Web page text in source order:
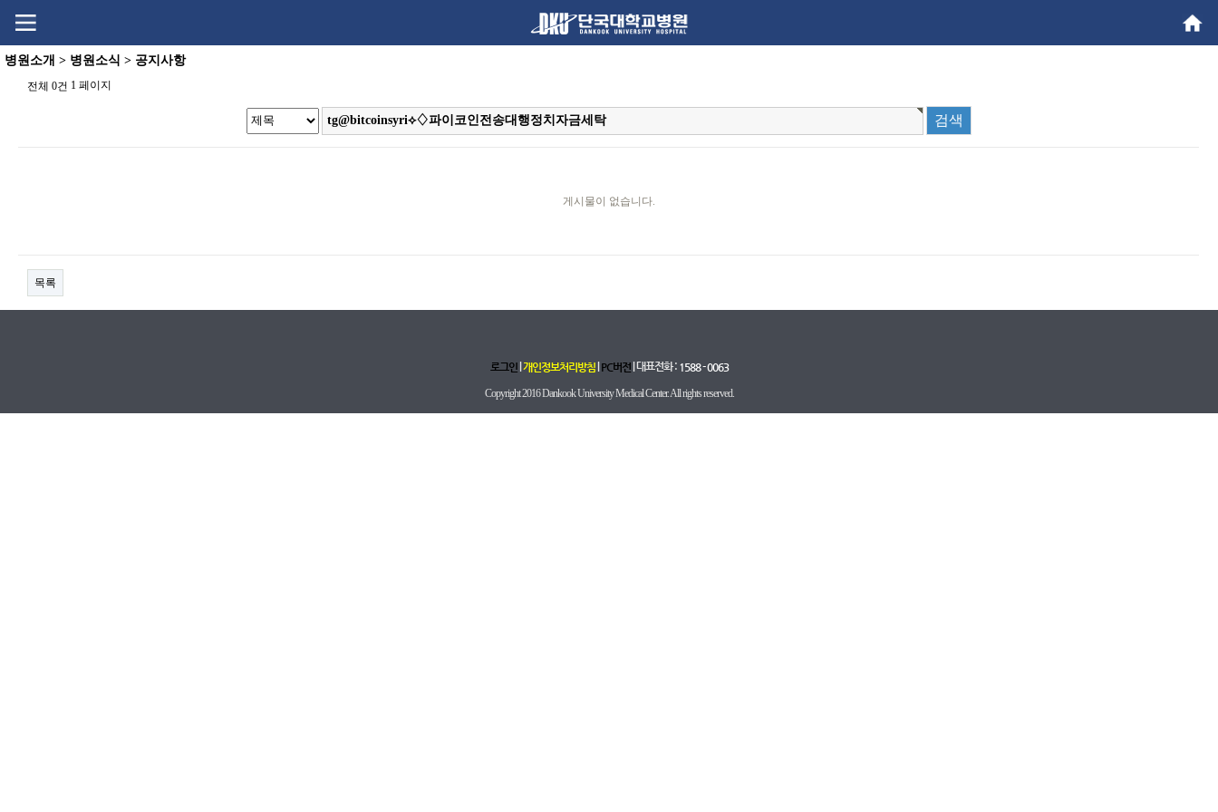
content
menu
병원소개 > 병원소식 > 공지사항
전체 0건 1 페이지
게시물이 없습니다.
목록
로그인|개인정보처리방침|PC버전| 대표전화 : 1588 - 0063
Copyright 2016 Dankook University Medical Center. All rights reserved.